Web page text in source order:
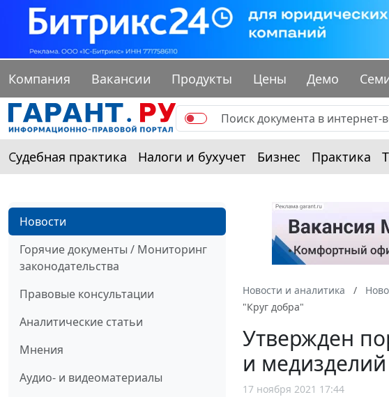
Компания Вакансии Продукты Цены Демо
Судебная практика Налоги и бухучет Бизнес Практика
Новости
Горячие документы / Мониторинг
законодательства
Правовые консультации
Аналитические статьи
Мнения
Аудио- и видеоматериалы
Новости и аналитика
"Круг добра"
Утвержден
и
17 ноября 2021 17:44